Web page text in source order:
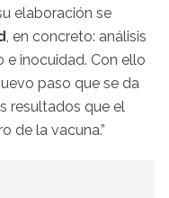
elaboración se
, en concreto: análisis
inocuidad. Con ello
paso que se da
resultados que el
de la vacuna.”